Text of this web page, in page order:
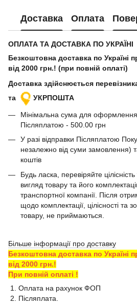
Доставка Оплата
ОПЛАТА ТА ДОСТАВКА ПО УКРАЇНІ
Безкоштовна доставка по Україні
від 2000 грн.! (при повній оплаті)
Доставка здійснюється
та
УКРПОШТА
Мінімальна сума для
Післяплатою - 500.00 грн
У разі відправки Післяплатою
незалежно від суми замовлення)
коштів
Будь ласка, перевіряйте
вигляд товару та його
транспортної компанії. Після
щодо комплектації, цілісності та
товару, не приймаються.
Більше інформації про доставку
Безкоштовна доставка по Україні
від 2000 грн.!
При повній оплаті !
1. Оплата на рахунок ФОП
2. Післяплата.